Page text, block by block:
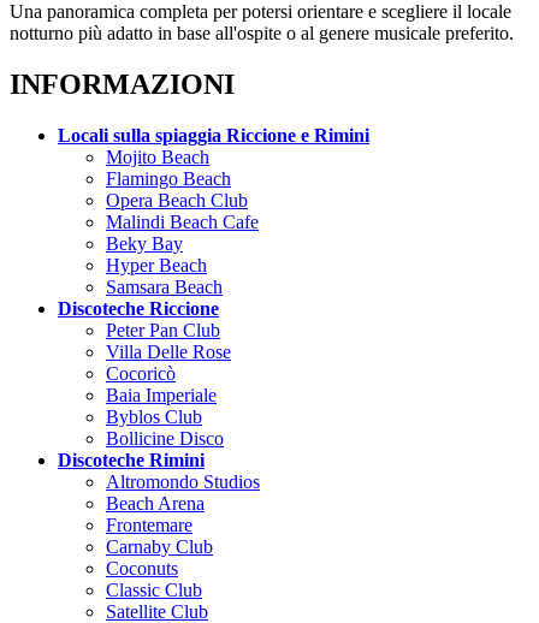
Una panoramica completa per potersi orientare e scegliere il locale
notturno più adatto in base all'ospite o al genere musicale preferito.
INFORMAZIONI
Locali sulla spiaggia Riccione e Rimini
Mojito Beach
Flamingo Beach
Opera Beach Club
Malindi Beach Cafe
Beky Bay
Hyper Beach
Samsara Beach
Discoteche Riccione
Peter Pan Club
Villa Delle Rose
Cocoricò
Baia Imperiale
Byblos Club
Bollicine Disco
Discoteche Rimini
Altromondo Studios
Beach Arena
Frontemare
Carnaby Club
Coconuts
Classic Club
Satellite Club